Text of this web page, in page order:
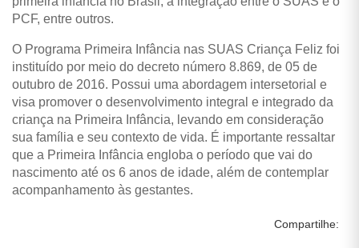
PCF, entre outros.
O Programa Primeira Infância nas SUAS Criança Feliz foi
instituído por meio do decreto número 8.869, de 05 de
outubro de 2016. Possui uma abordagem intersetorial e
visa promover o desenvolvimento integral e integrado da
criança na Primeira Infância, levando em consideração
sua família e seu contexto de vida. É importante ressaltar
que a Primeira Infância engloba o período que vai do
nascimento até os 6 anos de idade, além de contemplar
acompanhamento às gestantes.
Compartilhe: